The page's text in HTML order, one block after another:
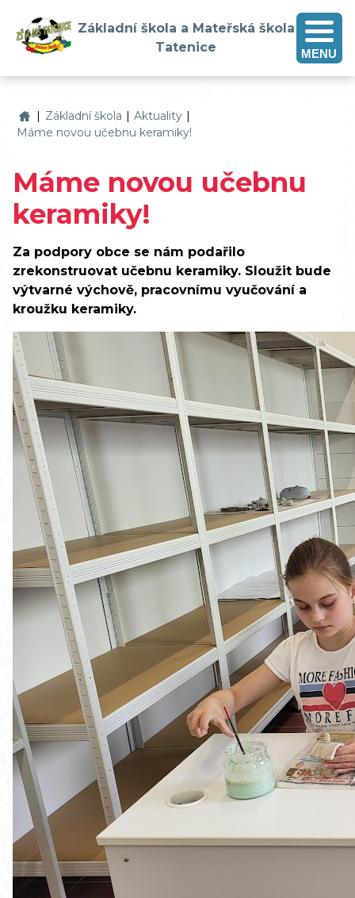
Základní škola a Mateřská škola
Tatenice
MENU
Základní škola a Mateřská škola Tatenice
| Základní škola | Aktuality |
Máme novou učebnu keramiky!
Máme novou učebnu
keramiky!
Za podpory obce se nám podařilo
zrekonstruovat učebnu keramiky. Sloužit bude
výtvarné výchově, pracovnímu vyučování a
kroužku keramiky.